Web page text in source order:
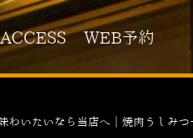
ACCESS WEB予約
わいたいなら当店へ｜焼肉うしみ